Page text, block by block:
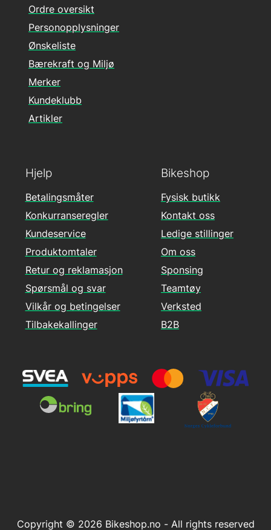
Hjelp
Betalingsmåter
Konkurranseregler
Kundeservice
Produktomtaler
Retur og reklamasjon
Spørsmål og svar
Vilkår og betingelser
Tilbakekallinger
Ordre oversikt
Personopplysninger
Ønskeliste
Bærekraft og Miljø
Merker
Kundeklubb
Artikler
Bikeshop
Fysisk butikk
Kontakt oss
Ledige stillinger
Om oss
Sponsing
Teamtøy
Verksted
B2B
Copyright © 2026 Bikeshop.no - All rights reserved